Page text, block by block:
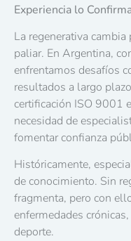
Experiencia lo
La regenerativa
paliar. En Argentina,
enfrentamos desafíos
resultados a largo
certificación ISO 9001
necesidad de
fomentar confianza
Históricamente,
de conocimiento. Sin
fragmenta, pero con
enfermedades
deporte.